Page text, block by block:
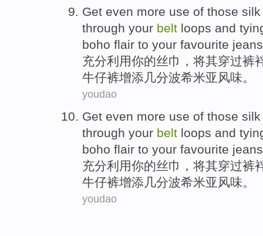
Get even more use of those
through your belt loops and
boho flair to your favourite jeans
充分利用你的丝巾 ，将其穿过裤
牛仔裤增添 几分波希米亚 风味。
youdao
Get even more use of those
through your belt loops and
boho flair to your favourite jeans
充分利用你的丝巾 ，将其穿过裤
牛仔裤增添 几分波希米亚 风味。
youdao